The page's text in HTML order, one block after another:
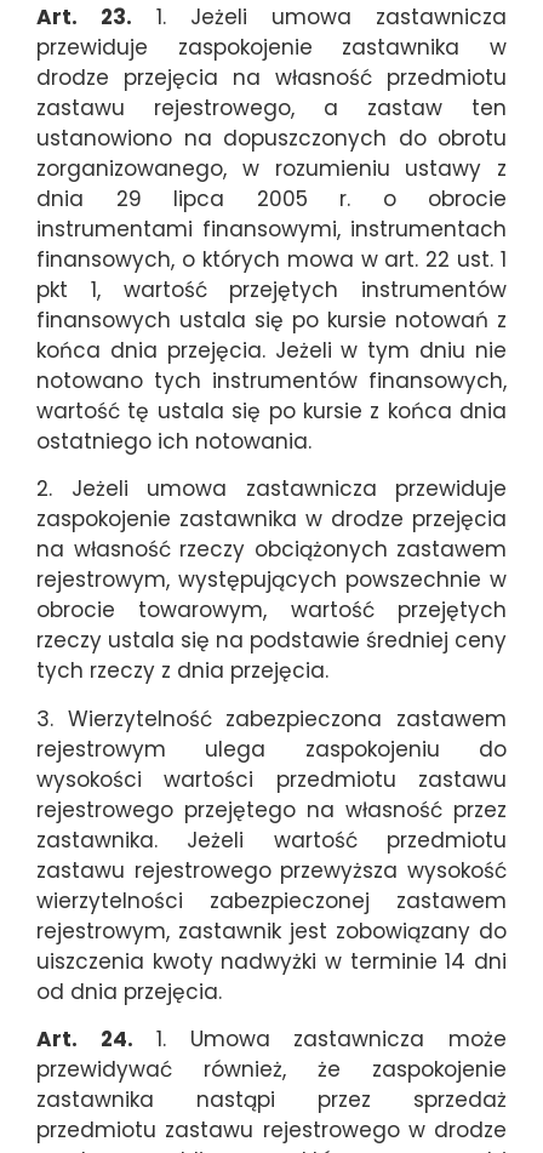
Art. 23. 1. Jeżeli umowa zastawnicza
przewiduje zaspokojenie zastawnika w
drodze przejęcia na własność przedmiotu
zastawu rejestrowego, a zastaw ten
ustanowiono na dopuszczonych do obrotu
zorganizowanego, w rozumieniu ustawy z
dnia 29 lipca 2005 r. o obrocie
instrumentami finansowymi, instrumentach
finansowych, o których mowa w art. 22 ust. 1
pkt 1, wartość przejętych instrumentów
finansowych ustala się po kursie notowań z
końca dnia przejęcia. Jeżeli w tym dniu nie
notowano tych instrumentów finansowych,
wartość tę ustala się po kursie z końca dnia
ostatniego ich notowania.
2. Jeżeli umowa zastawnicza przewiduje
zaspokojenie zastawnika w drodze przejęcia
na własność rzeczy obciążonych zastawem
rejestrowym, występujących powszechnie w
obrocie towarowym, wartość przejętych
rzeczy ustala się na podstawie średniej ceny
tych rzeczy z dnia przejęcia.
3. Wierzytelność zabezpieczona zastawem
rejestrowym ulega zaspokojeniu do
wysokości wartości przedmiotu zastawu
rejestrowego przejętego na własność przez
zastawnika. Jeżeli wartość przedmiotu
zastawu rejestrowego przewyższa wysokość
wierzytelności zabezpieczonej zastawem
rejestrowym, zastawnik jest zobowiązany do
uiszczenia kwoty nadwyżki w terminie 14 dni
od dnia przejęcia.
Art. 24. 1. Umowa zastawnicza może
przewidywać również, że zaspokojenie
zastawnika nastąpi przez sprzedaż
przedmiotu zastawu rejestrowego w drodze